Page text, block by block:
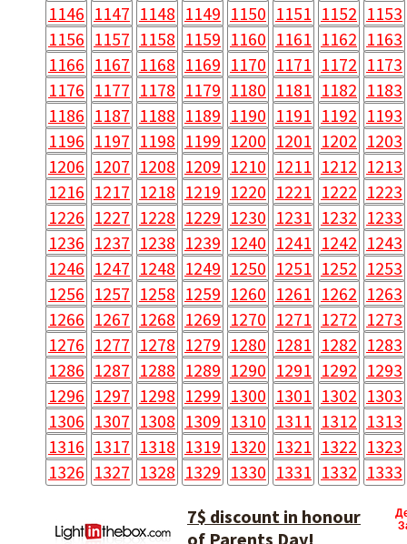
1146 1147 1148 1149 1150 1151 1152 1153
1156 1157 1158 1159 1160 1161 1162 1163
1166 1167 1168 1169 1170 1171 1172 1173
1176 1177 1178 1179 1180 1181 1182 1183
1186 1187 1188 1189 1190 1191 1192 1193
1196 1197 1198 1199 1200 1201 1202 1203
1206 1207 1208 1209 1210 1211 1212 1213
1216 1217 1218 1219 1220 1221 1222 1223
1226 1227 1228 1229 1230 1231 1232 1233
1236 1237 1238 1239 1240 1241 1242 1243
1246 1247 1248 1249 1250 1251 1252 1253
1256 1257 1258 1259 1260 1261 1262 1263
1266 1267 1268 1269 1270 1271 1272 1273
1276 1277 1278 1279 1280 1281 1282 1283
1286 1287 1288 1289 1290 1291 1292 1293
1296 1297 1298 1299 1300 1301 1302 1303
1306 1307 1308 1309 1310 1311 1312 1313
1316 1317 1318 1319 1320 1321 1322 1323
1326 1327 1328 1329 1330 1331 1332 1333
7$ discount in honour
of Parents Day!